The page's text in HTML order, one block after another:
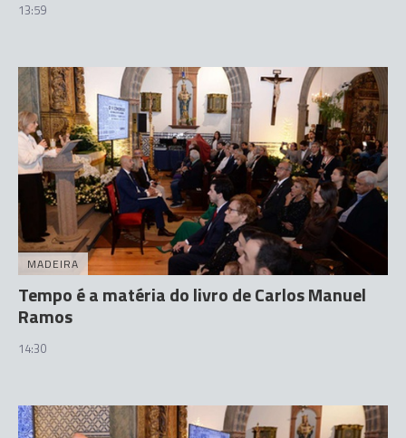
13:59
MADEIRA
Tempo é a matéria do livro de Carlos Manuel
Ramos
14:30